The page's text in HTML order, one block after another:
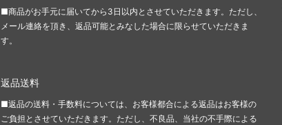
■商品がお手元に届いてから3日以内とさせていただきます。ただし、
メール連絡を頂き、返品可能とみなした場合に限らせていただきま
す。
返品送料
■返品の送料・手数料については、お客様都合による返品はお客様の
ご負担とさせていただきます。ただし、不良品、当社の不手際による